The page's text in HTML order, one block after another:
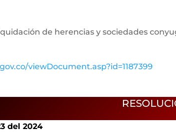
de herencias y sociedades
viewDocument.asp?id=1187399
del 2024